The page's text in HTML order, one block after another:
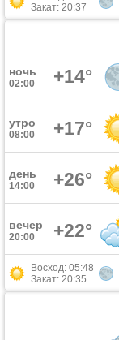
Закат: 20:37
ночь
02:00 +14°
утро
08:00 +17°
день
14:00 +26°
вечер
20:00 +22°
Восход: 05:48
Закат: 20:35